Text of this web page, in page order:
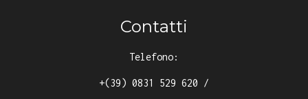
Contatti
Telefono:
+(39) 0831 529 620 /